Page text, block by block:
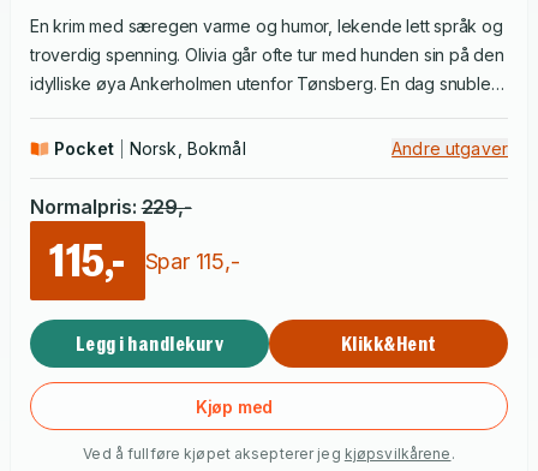
En krim med særegen varme og humor, lekende lett språk og
troverdig spenning. Olivia går ofte tur med hunden sin på den
idylliske øya Ankerholmen utenfor Tønsberg. En dag snubler
hennes - på godt og vondt. For hovedstadsadvokaten
Nilsens hytte, og politiet kobles raskt inn i saken. Men Olivia
klarer ikke la være å etterforske litt på egen hånd. For
bopliktkonflikten har tydeligvis nådd nye høyder på den
vanligvis fredfulle øya, og ingen forblir urørt av det som skjer.
Pocket Norsk, Bokmål Andre utgaver
Normalpris: 229,-
115,- Spar 115,-
Legg i handlekurv Klikk&Hent
Kjøp med
Ved å fullføre kjøpet aksepterer jeg kjøpsvilkårene .